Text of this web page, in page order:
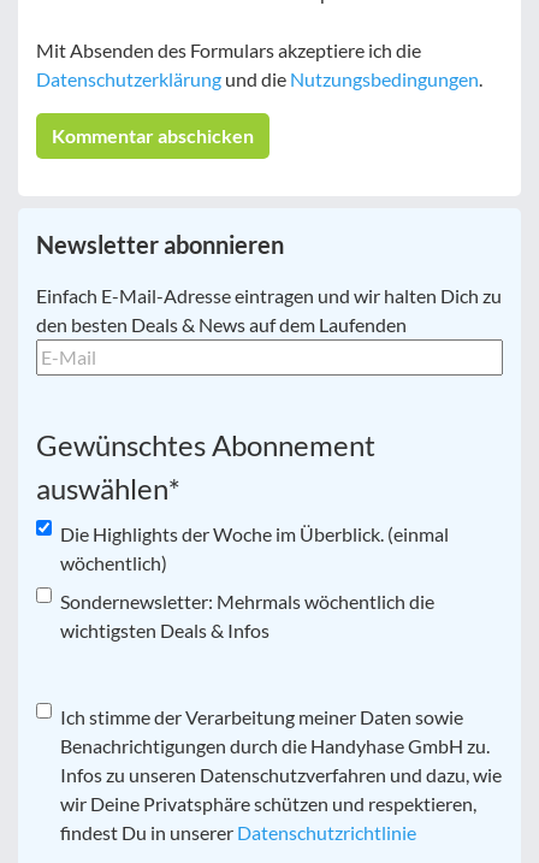
Mit Absenden des Formulars akzeptiere ich die
Datenschutzerklärung und die Nutzungsbedingungen.
Newsletter abonnieren
E-
Mail *
Einfach E-Mail-Adresse eintragen und wir halten Dich zu
den besten Deals & News auf dem Laufenden
Gewünschtes Abonnement
auswählen*
Die Highlights der Woche im Überblick. (einmal
wöchentlich)
Sondernewsletter: Mehrmals wöchentlich die
wichtigsten Deals & Infos
Datenschutz*
Ich stimme der Verarbeitung meiner Daten sowie
Benachrichtigungen durch die Handyhase GmbH zu.
Infos zu unseren Datenschutzverfahren und dazu, wie
wir Deine Privatsphäre schützen und respektieren,
findest Du in unserer Datenschutzrichtlinie